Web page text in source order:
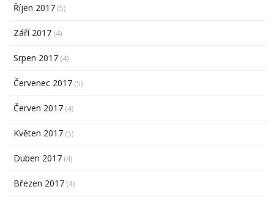
Říjen 2017 (5)
Září 2017 (4)
Srpen 2017 (4)
Červenec 2017 (5)
Červen 2017 (4)
Květen 2017 (5)
Duben 2017 (4)
Březen 2017 (4)